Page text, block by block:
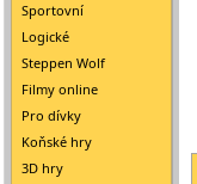
Sportovní
Logické
Steppen Wolf
Filmy online
Pro dívky
Koňské hry
3D hry